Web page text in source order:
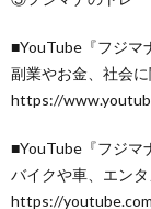
■YouTube『フジマ
副業やお金、社会
https://
■YouTube『フジマ
バイクや車、エン
https://